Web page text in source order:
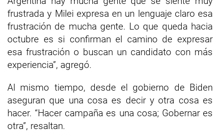
frustrada y Milei expresa en un lenguaje claro esa
frustración de mucha gente. Lo que queda hacia
octubre es si confirman el camino de expresar
esa frustración o buscan un candidato con más
experiencia”, agregó.
Al mismo tiempo, desde el gobierno de Biden
aseguran que una cosa es decir y otra cosa es
hacer. “Hacer campaña es una cosa; Gobernar es
otra”, resaltan.